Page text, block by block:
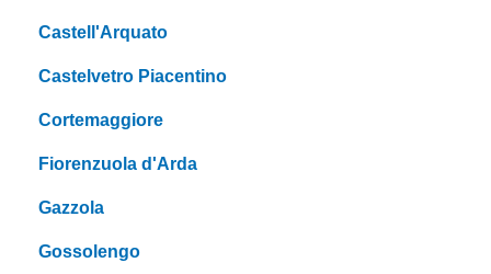
Castell'Arquato
Castelvetro Piacentino
Cortemaggiore
Fiorenzuola d'Arda
Gazzola
Gossolengo